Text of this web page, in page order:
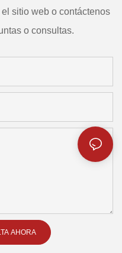
sitio web o contáctenos
o consultas.
AHORA